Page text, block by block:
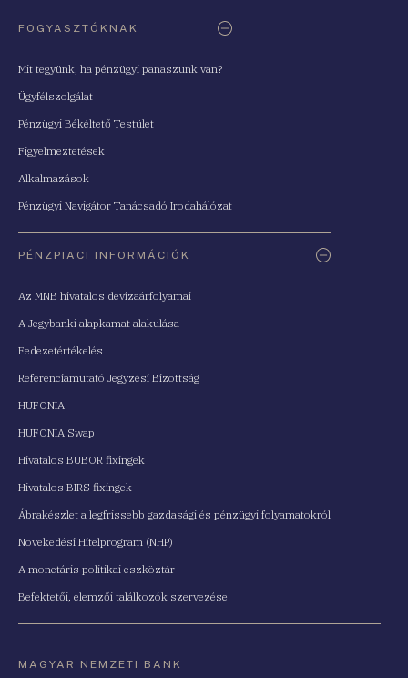
FOGYASZTÓKNAK
Mit tegyünk, ha pénzügyi panaszunk van?
Ügyfélszolgálat
Pénzügyi Békéltető Testület
Figyelmeztetések
Alkalmazások
Pénzügyi Navigátor Tanácsadó Irodahálózat
PÉNZPIACI INFORMÁCIÓK
Az MNB hivatalos devizaárfolyamai
A Jegybanki alapkamat alakulása
Fedezetértékelés
Referenciamutató Jegyzési Bizottság
HUFONIA
HUFONIA Swap
Hivatalos BUBOR fixingek
Hivatalos BIRS fixingek
Ábrakészlet a legfrissebb gazdasági és pénzügyi folyamatokról
Növekedési Hitelprogram (NHP)
A monetáris politikai eszköztár
Befektetői, elemzői találkozók szervezése
MAGYAR NEMZETI BANK